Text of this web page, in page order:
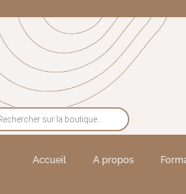
Accueil A propos